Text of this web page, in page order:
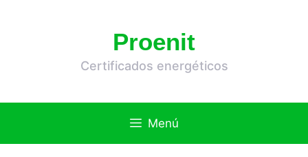
Proenit
Certificados energéticos
Menú